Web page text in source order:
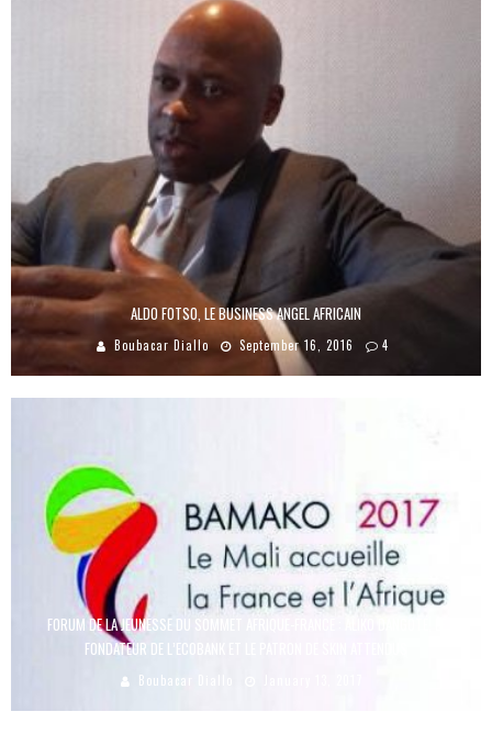
ALDO FOTSO, LE BUSINESS ANGEL AFRICAIN
Boubacar Diallo September 16, 2016 4
FORUM DE LA JEUNESSE DU SOMMET AFRIQUE-FRANCE : ALIKO DANGOTÉ, LE
FONDATEUR DE L’ECOBANK ET LE PATRON DE SKIN ATTENDUS
Boubacar Diallo